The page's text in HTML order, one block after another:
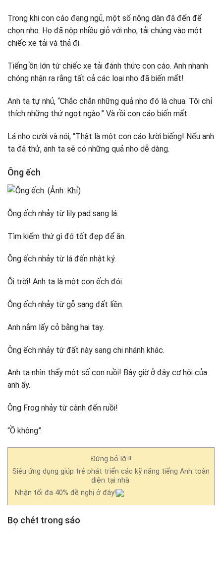
Trong khi con cáo đang ngủ, một số nông dân đã đến để
chọn nho. Họ đã nộp nhiều giỏ với nho, tải chúng vào một
chiếc xe tải và thả đi.
Tiếng ồn lớn từ chiếc xe tải đánh thức con cáo. Anh nhanh
chóng nhận ra rằng tất cả các loại nho đã biến mất!
Anh ta tự nhủ, “Chắc chắn những quả nho đó là chua. Tôi chỉ
thích những thứ ngọt ngào.” Và rồi con cáo biến mất.
Lá nho cười và nói, “Thật là một con cáo lười biếng! Nếu anh
ta đã thử, anh ta sẽ có những quả nho dễ dàng.
Ông ếch
Ông ếch nhảy từ lily pad sang lá.
Tìm kiếm thứ gì đó tốt đẹp để ăn.
Ông ếch nhảy từ lá đến nhật ký.
Ôi trời! Anh ta là một con ếch đói.
Ông ếch nhảy từ gỗ sang đất liền.
Anh nắm lấy cỏ bằng hai tay.
Ông ếch nhảy từ đất này sang chi nhánh khác.
Anh ta nhìn thấy một số con ruồi! Bây giờ ở đây cơ hội của
anh ấy.
Ông Frog nhảy từ cành đến ruồi!
“Ồ không”.
Đừng bỏ lỡ !!
Siêu ứng dụng giúp trẻ phát triển các kỹ năng tiếng Anh toàn
diện tại nhà.
Nhận tối đa 40% đề nghị ở đây!
Bọ chét trong sáo